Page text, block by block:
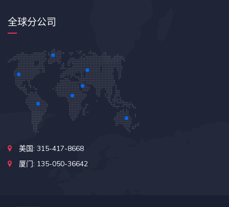
全球分公司
美国: 315-417-8668
厦门: 135-050-36642